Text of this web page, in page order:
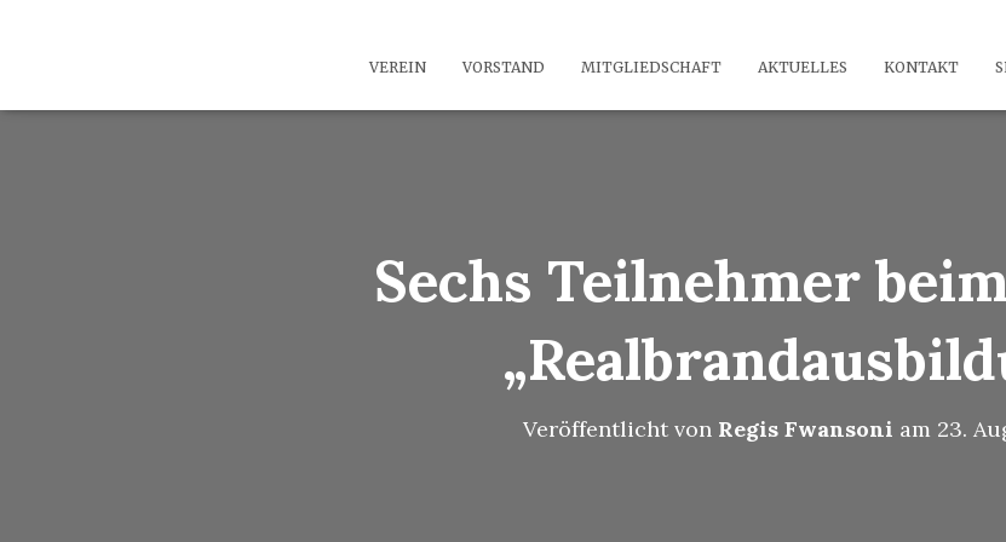
VEREIN VORSTAND MITGLIEDSCHAFT AKTUELLES KONTAKT
Sechs Teilnehmer
Veröffentlicht von Regis Fwansoni am 23.